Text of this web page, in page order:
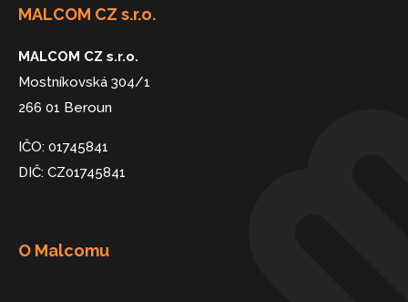
MALCOM CZ s.r.o.
MALCOM CZ s.r.o.
Mostníkovská 304/1
266 01 Beroun
IČO: 01745841
DIČ: CZ01745841
O Malcomu